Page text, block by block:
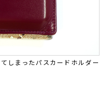
しまったパスカードホルダー